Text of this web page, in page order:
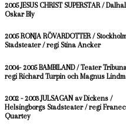
2005 JESUS CHRIST SUPERSTAR /
Oskar Bly
2005 RONJA RÖVARDOTTER /
Stadsteater / regi Stina Ancker
2004- 2005 BAMBILAND / Teater
regi Richard Turpin och Magnus
2002 - 2003 JULSAGAN av Dickens /
Helsingborgs Stadsteater / regi
Quartey